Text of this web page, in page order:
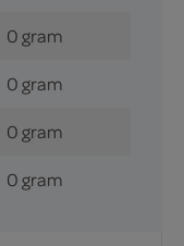
0 gram
0 gram
0 gram
0 gram